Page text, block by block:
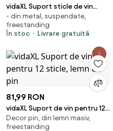
vidaXL Suport sticle de vin
pentru 72 sticle,alb, metal
- din metal, suspendate,
freestanding
În stoc
Livrare gratuită
81,99 RON
vidaXL Suport de vin pentru 12
sticle, lemn de pin
Decor pin, din lemn masiv,
freestanding